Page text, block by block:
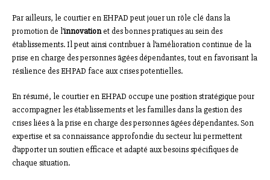
Par ailleurs, le courtier en EHPAD peut jouer un rôle clé dans la
promotion de l’innovationet des bonnes pratiques au sein des
établissements. Il peut ainsi contribuer à l’amélioration continue de la
prise en charge des personnes âgées dépendantes, tout en favorisant la
résilience des EHPAD face aux crises potentielles.
En résumé, le courtier en EHPAD occupe une position stratégique pour
accompagner les établissements et les familles dans la gestion des
crises liées à la prise en charge des personnes âgées dépendantes. Son
expertise et sa connaissance approfondie du secteur lui permettent
d’apporter un soutien efficace et adapté aux besoins spécifiques de
chaque situation.